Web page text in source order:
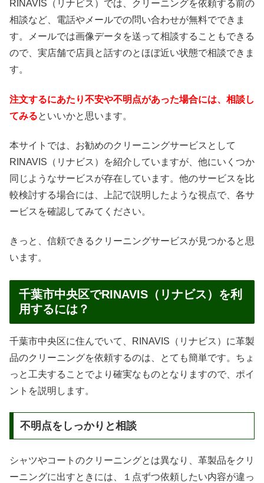
RINAVIS（リナビス）では、クリーニングを依頼する前の
相談など、電話やメールでの問い合わせが無料でできま
す。メールでは画像データを送って相談することもできる
ので、実店舗で店員と話すのとほぼ近い状態で相談できま
す。
注文するにあたり不安や不明点があった場合には、相談し
てみるといいかと思います。
本サイトでは、お勧めのクリーニングサービスとして
RINAVIS（リナビス）を紹介していますが、他にいくつか
同じようなサービスが存在しています。他のサービスを比
較検討する場合には、上記で説明したような視点で、各サ
ービスを確認してみてください。
きっと、信頼できるクリーニングサービスが見つかると思
います。
千葉市中央区でRINAVIS（リナビス）を利
用するには？
千葉市中央区に住んでいて、RINAVIS（リナビス）に革製
品のクリーニングを依頼するのは、とても簡単です。ちょ
っと工夫することでより確実なものとなりますので、ポイ
ントを説明します。
不明点をしっかりと相談
シャツやコートのクリーニングとは異なり、革製品をクリ
ーニングに出すときには、１点ずつ依頼したい内容が違っ